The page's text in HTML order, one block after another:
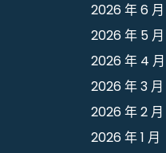
2026 年 6 月
2026 年 5 月
2026 年 4 月
2026 年 3 月
2026 年 2 月
2026 年 1 月